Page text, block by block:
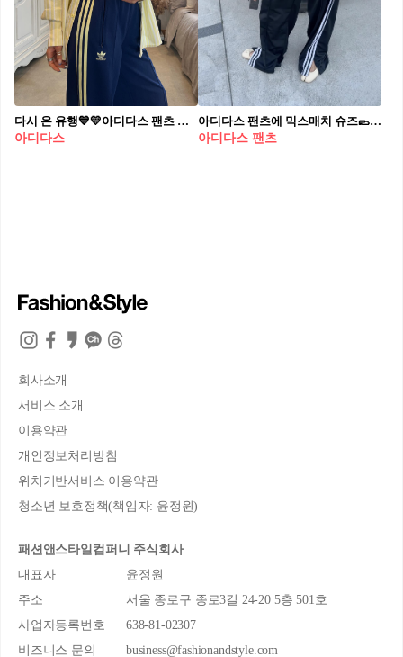
다시 온 유행💙💛아디다스 팬츠 기본 셔츠와 함께 매치하면 힙한 원마일웨어✔️✨@완성이야
아디다스
아디다스 팬츠에 믹스매치 슈즈🥿 뻔한 운동화 말고 트렌디한 아이템 코디👏 @참고해✔️ 1. 플랫슈즈 2. 슬리퍼, 샌들 3. 로퍼 4. 롱부츠
아디다스 팬츠
회사소개
서비스 소개
이용약관
개인정보처리방침
위치기반서비스 이용약관
청소년 보호정책(책임자: 윤정원)
패션앤스타일컴퍼니 주식회사
대표자
윤정원
주소
서울 종로구 종로3길 24-20 5층 501호
사업자등록번호
638-81-02307
비즈니스 문의
business@fashionandstyle.com